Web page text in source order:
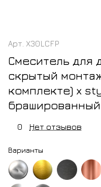
Арт. X30LCFP
Смеситель для
скрытый
комплекте) x
0 Нет отзывов
Варианты